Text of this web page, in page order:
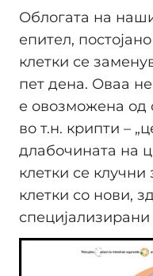
Облогата на
епител,
клетки се
пет дена. Оваа
е овозможена од
во т.н. крипти –
длабочината на
клетки се клучни
клетки со нови,
специјализирани